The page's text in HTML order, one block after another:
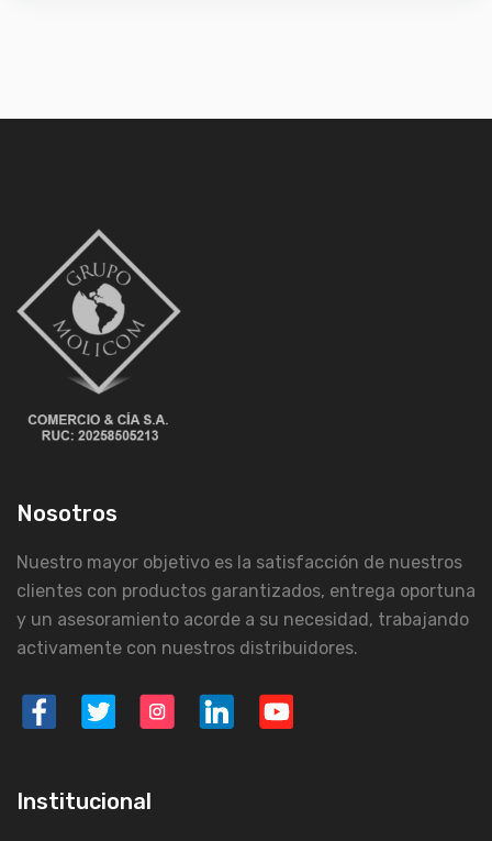
Nosotros
Nuestro mayor objetivo es la satisfacción de nuestros
clientes con productos garantizados, entrega oportuna
y un asesoramiento acorde a su necesidad, trabajando
activamente con nuestros distribuidores.
Institucional